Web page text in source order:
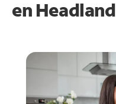
en Headland